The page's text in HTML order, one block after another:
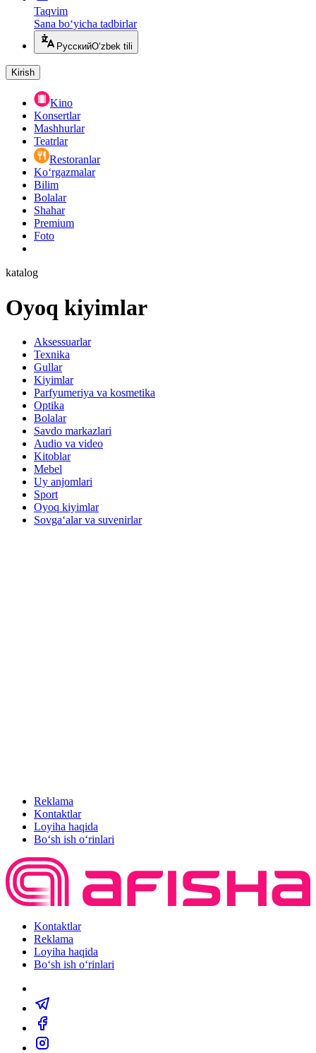
Taqvim
Sana bo‘yicha tadbirlar
РусскийO‘zbek tili
Kirish
Kino
Konsertlar
Mashhurlar
Teatrlar
Restoranlar
Ko‘rgazmalar
Bilim
Bolalar
Shahar
Premium
Foto
katalog
Oyoq kiyimlar
Aksessuarlar
Texnika
Gullar
Kiyimlar
Parfyumeriya va kosmetika
Optika
Bolalar
Savdo markazlari
Audio va video
Kitoblar
Mebel
Uy anjomlari
Sport
Oyoq kiyimlar
Sovga‘alar va suvenirlar
Reklama
Kontaktlar
Loyiha haqida
Bo‘sh ish o‘rinlari
Kontaktlar
Reklama
Loyiha haqida
Bo‘sh ish o‘rinlari